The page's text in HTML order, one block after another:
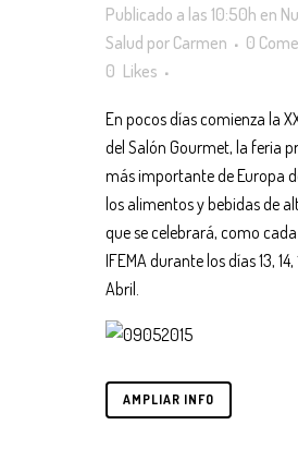
Publicado a las 10:50h en
Salud por Carmen
0
0 Likes
En pocos días comienza la
del Salón Gourmet, la feria
más importante de Europa
los alimentos y bebidas de
que se celebrará, como
IFEMA durante los días 13, 14,
Abril.
AMPLIAR INFO